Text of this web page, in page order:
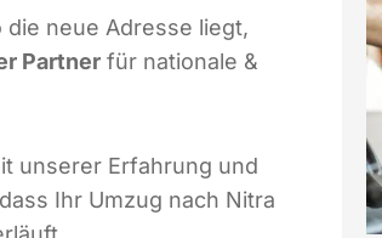
die neue Adresse liegt,
Partner für nationale &
unserer Erfahrung und
Ihr Umzug nach Nitra